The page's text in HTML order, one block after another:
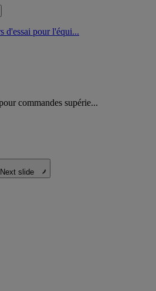
d'essai pour l'équi...
commandes supérie...
Next slide